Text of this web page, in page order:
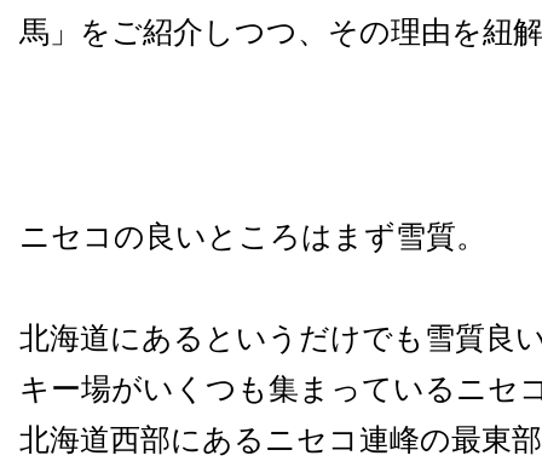
馬」をご紹介しつつ、その理由を紐
ニセコの良いところはまず雪質。
北海道にあるというだけでも雪質良
キー場がいくつも集まっているニセ
北海道西部にあるニセコ連峰の最東